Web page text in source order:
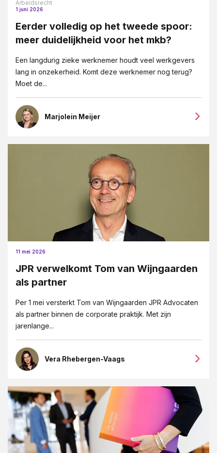
Arbeidsrecht
1 juni 2026
Eerder volledig op het tweede spoor:
meer duidelijkheid voor het mkb?
Een langdurig zieke werknemer houdt veel werkgevers
lang in onzekerheid. Komt deze werknemer nog terug?
Moet de...
Marjolein Meijer
11 mei 2026
JPR verwelkomt Tom van Wijngaarden
als partner
Per 1 mei versterkt Tom van Wijngaarden JPR Advocaten
als partner binnen de corporate praktijk. Met zijn
jarenlange...
Vera Rhebergen-Vaags